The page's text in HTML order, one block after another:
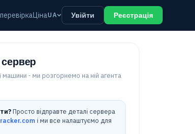
Ціна UA Увійти Реєстрація
сервер
машини - ми розгорнемо на ній агента
Просто відправте деталі сервера
і ми все налаштуємо для